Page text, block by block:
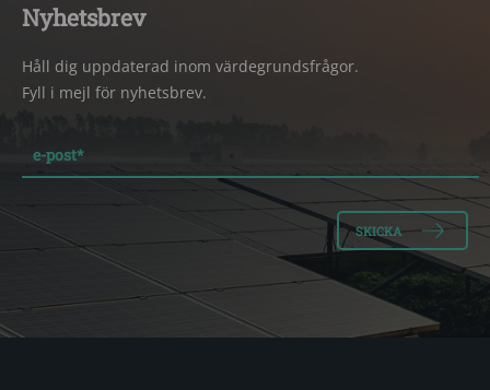
Nyhetsbrev
Håll dig uppdaterad inom värdegrundsfrågor.
Fyll i mejl för nyhetsbrev.
e-post*